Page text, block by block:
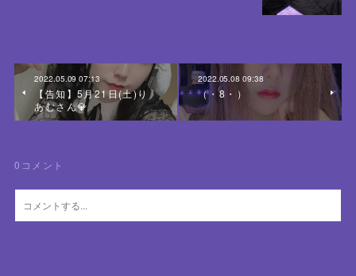
2022.05.09 07:13
【告知】5月21日(土)り
あむさん💎
2022.05.08 09:38
（・8・）
0 コメント